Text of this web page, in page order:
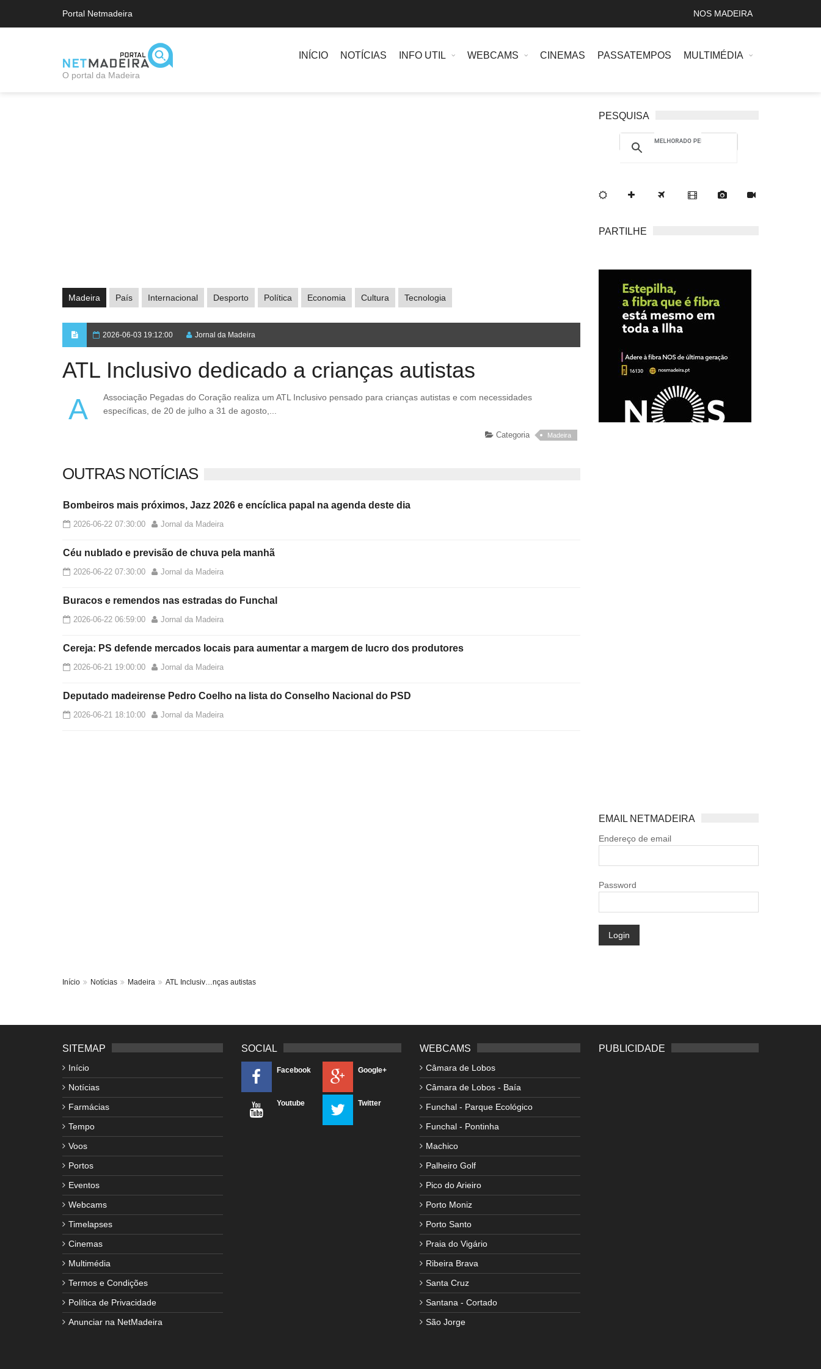
Portal Netmadeira NOS MADEIRA
O portal da Madeira
INÍCIO NOTÍCIAS INFO UTIL WEBCAMS CINEMAS PASSATEMPOS MULTIMÉDIA
Madeira País Internacional Desporto Política Economia Cultura Tecnologia
2026-06-03 19:12:00 Jornal da Madeira
ATL Inclusivo dedicado a crianças autistas
A Associação Pegadas do Coração realiza um ATL Inclusivo pensado para crianças autistas e com necessidades específicas, de 20 de julho a 31 de agosto,...
Categoria Madeira
OUTRAS NOTÍCIAS
Bombeiros mais próximos, Jazz 2026 e encíclica papal na agenda deste dia
2026-06-22 07:30:00 Jornal da Madeira
Céu nublado e previsão de chuva pela manhã
2026-06-22 07:30:00 Jornal da Madeira
Buracos e remendos nas estradas do Funchal
2026-06-22 06:59:00 Jornal da Madeira
Cereja: PS defende mercados locais para aumentar a margem de lucro dos produtores
2026-06-21 19:00:00 Jornal da Madeira
Deputado madeirense Pedro Coelho na lista do Conselho Nacional do PSD
2026-06-21 18:10:00 Jornal da Madeira
PESQUISA
PARTILHE
EMAIL NETMADEIRA
Endereço de email
Password
Login
Início Notícias Madeira ATL Inclusiv…nças autistas
SITEMAP
Início
Notícias
Farmácias
Tempo
Voos
Portos
Eventos
Webcams
Timelapses
Cinemas
Multimédia
Termos e Condições
Política de Privacidade
Anunciar na NetMadeira
SOCIAL
Facebook Google+
Youtube Twitter
WEBCAMS
Câmara de Lobos
Câmara de Lobos - Baía
Funchal - Parque Ecológico
Funchal - Pontinha
Machico
Palheiro Golf
Pico do Arieiro
Porto Moniz
Porto Santo
Praia do Vigário
Ribeira Brava
Santa Cruz
Santana - Cortado
São Jorge
PUBLICIDADE